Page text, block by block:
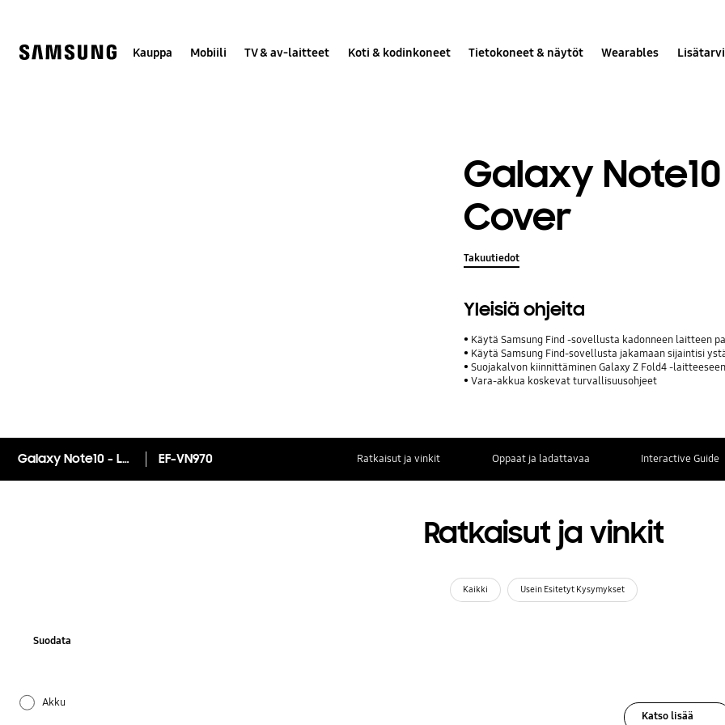
Kauppa Mobiili TV & av-laitteet Koti & kodinkoneet Tietokoneet & näytöt Wearables
Galaxy
Cover
Takuutiedot
Yleisiä ohjeita
Käytä Samsung Find -sovellusta kadonneen laitteen
Käytä Samsung Find-sovellusta jakamaan sijaintisi
Suojakalvon kiinnittäminen Galaxy Z Fold4 -laitteeseen
Vara-akkua koskevat turvallisuusohjeet
Galaxy Note10 - Leather Cover EF-VN970 Ratkaisut ja vinkit Oppaat ja ladattavaa Interactive Guide
Ratkaisut ja vinkit
Kaikki Usein Esitetyt Kysymykset
Suodata
Akku
Katso lisää